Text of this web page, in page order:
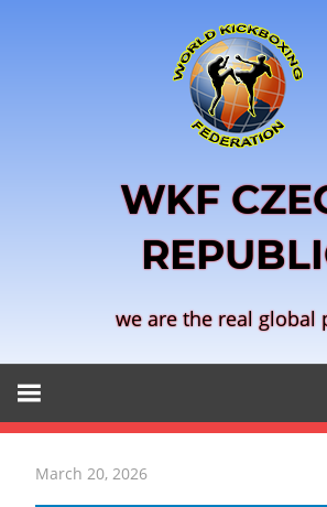
WKF
we are the real global
March 20, 2026